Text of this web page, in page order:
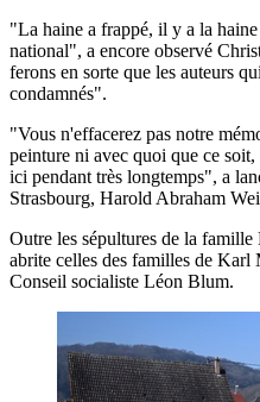
"La haine a frappé, il y a la
national", a encore observé
ferons en sorte que les auteurs
condamnés".
"Vous n'effacerez pas notre
peinture ni avec quoi que ce soit,
ici pendant très longtemps", a
Strasbourg, Harold Abraham
Outre les sépultures de la
abrite celles des familles de Karl
Conseil socialiste Léon Blum.